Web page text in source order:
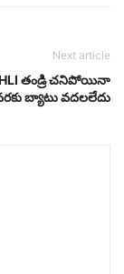
Next article
తండ్రి చనిపోయినా
బ్యాటు వదలలేదు